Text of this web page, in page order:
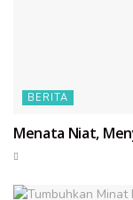
BERITA
Menata Niat,